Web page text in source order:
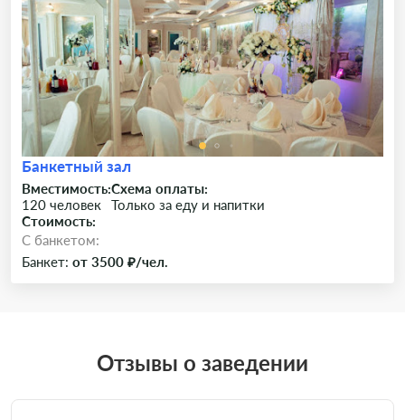
Банкетный зал
Вместимость:
120 человек
Схема оплаты:
Только за еду и напитки
Стоимость:
C банкетом:
Банкет: от 3500 ₽/чел.
Отзывы о заведении